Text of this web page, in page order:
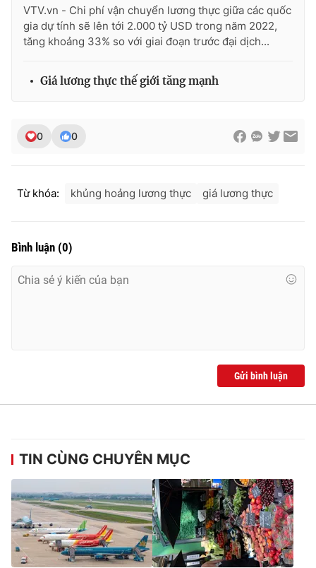
Ðiện thoại Thời báo VTV: 024.66 897 897
Email: toasoan@vtv.vn
Liên hệ quảng cáo:024-7300.7108
® Cấm sao chép dưới mọi hình thức nếu không có sự chấp
thông tin từ website này.
VTV.vn - Chi phí vận chuyển lương thực giữa các quốc
gia dự tính sẽ lên tới 2.000 tỷ USD trong năm 2022,
tăng khoảng 33% so với giai đoạn trước đại dịch...
Giá lương thực thế giới tăng mạnh
0 0
Từ khóa: khủng hoảng lương thực giá lương thực
Bình luận (0)
Gửi bình luận
TIN CÙNG CHUYÊN MỤC